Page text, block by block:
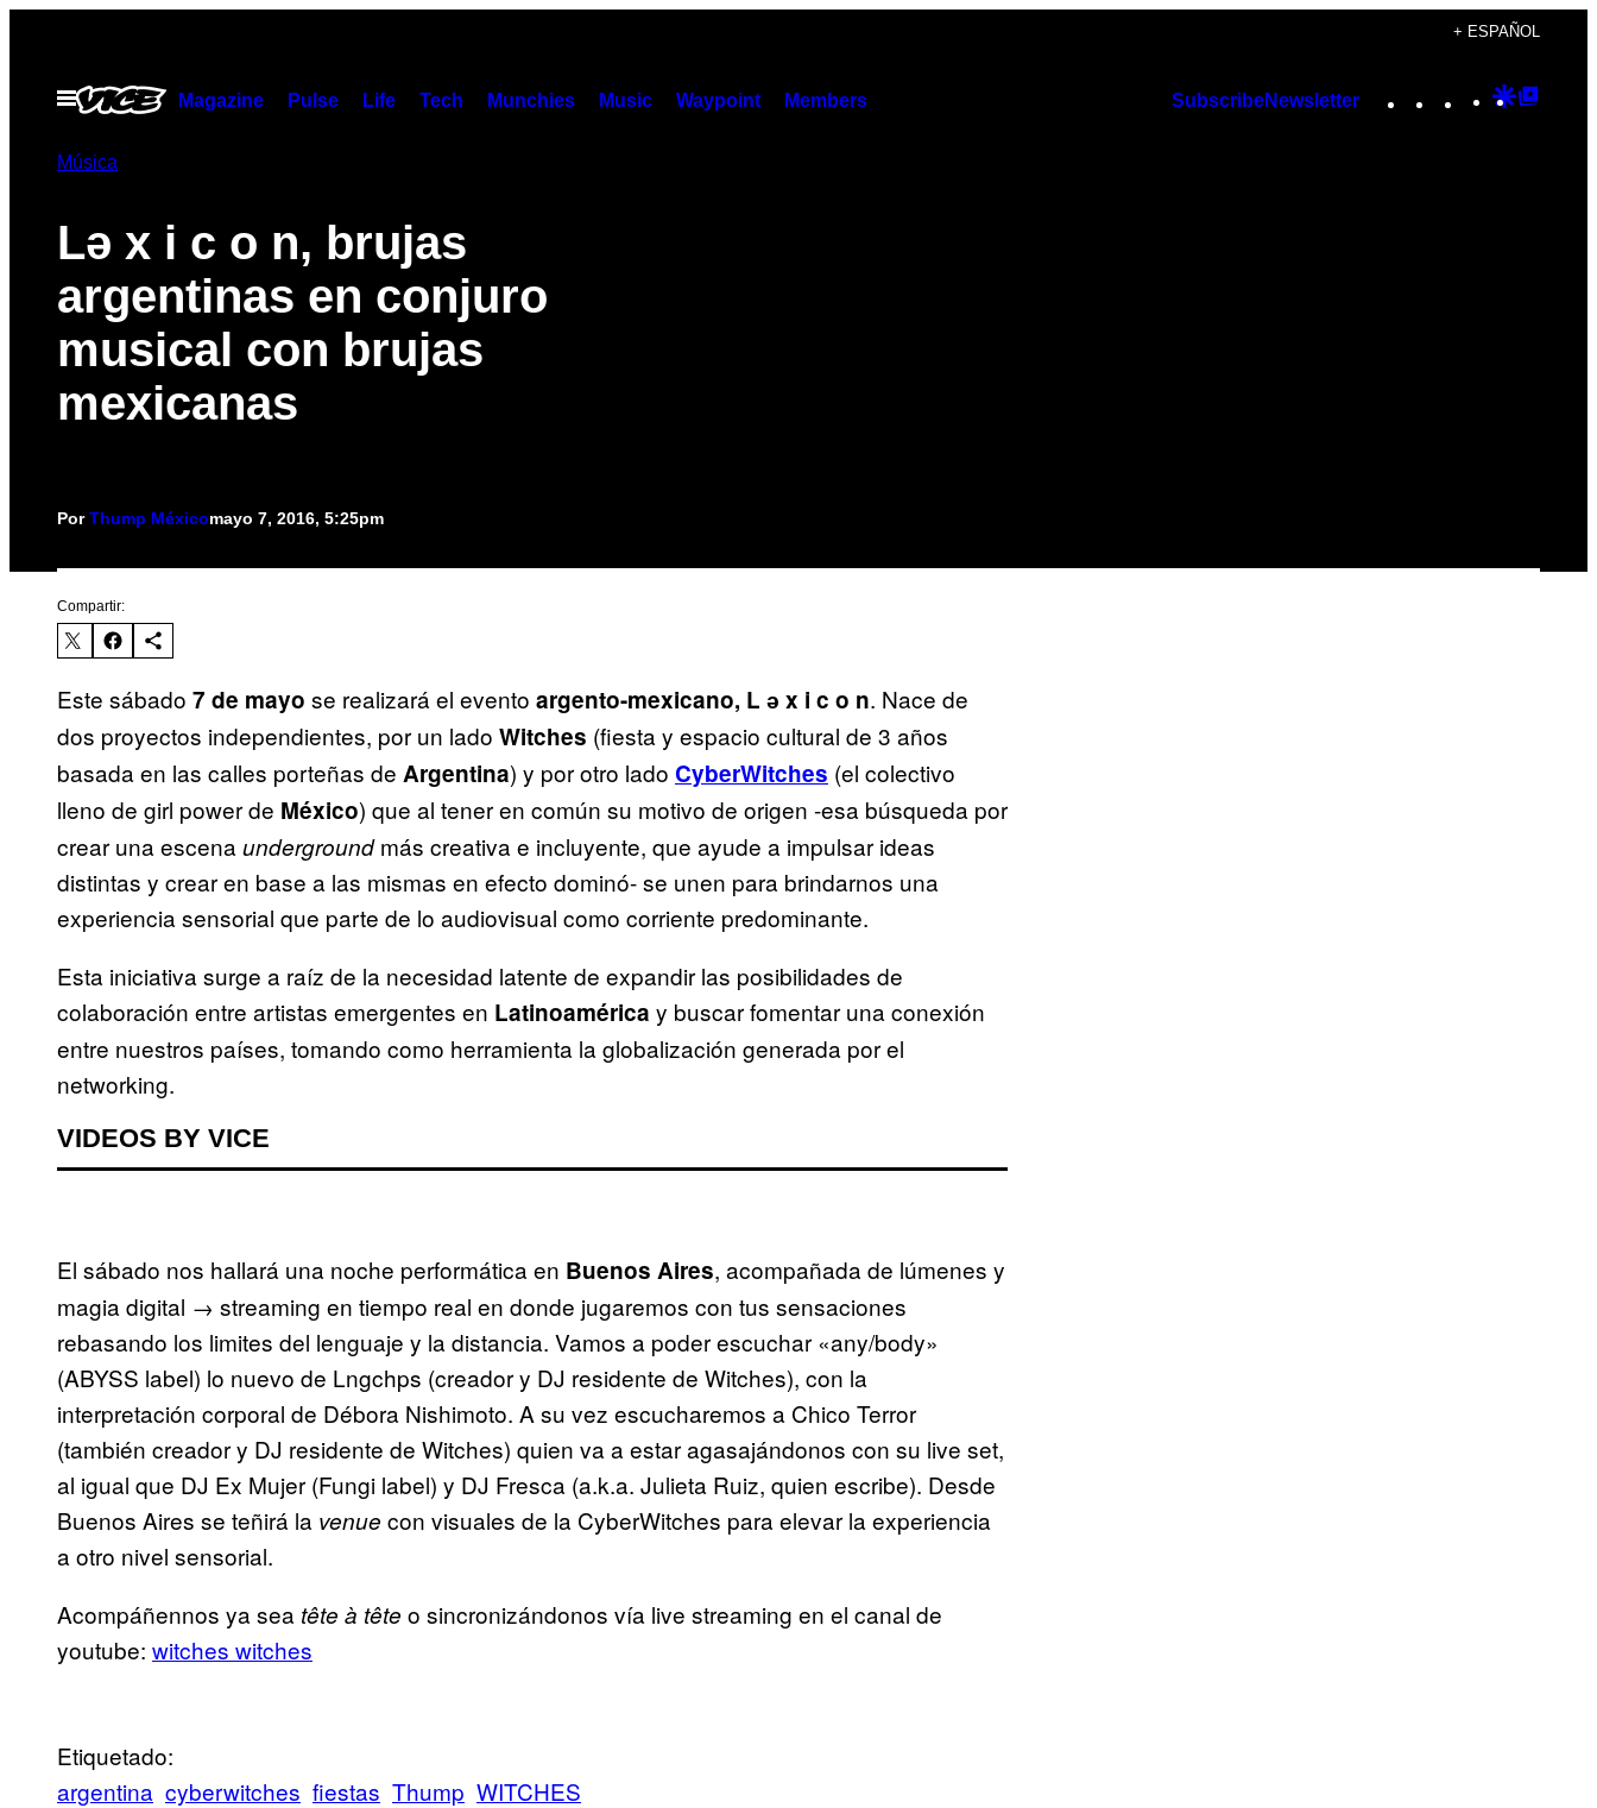
contenido
+ ESPAÑOL
Abrir
Menú
Magazine Pulse Life Tech Munchies Music Waypoint Members SubscribeNewsletter Instagram
TikTok
YouTube
Google
Música
Lә x i c o n, brujas
argentinas en conjuro
musical con brujas
mexicanas
PorThump Méxicomayo 7, 2016, 5:25pm
Compartir:
Este sábado 7 de mayo se realizará el evento argento-mexicano, L ә x i c o n. Nace de
dos proyectos independientes, por un lado Witches (fiesta y espacio cultural de 3 años
basada en las calles porteñas de Argentina) y por otro lado CyberWitches (el colectivo
lleno de girl power de México) que al tener en común su motivo de origen -esa búsqueda por
crear una escena undergroundmás creativa e incluyente, que ayude a impulsar ideas
distintas y crear en base a las mismas en efecto dominó- se unen para brindarnos una
experiencia sensorial que parte de lo audiovisual como corriente predominante.
Esta iniciativa surge a raíz de la necesidad latente de expandir las posibilidades de
colaboración entre artistas emergentes en Latinoamérica y buscar fomentar una conexión
entre nuestros países, tomando como herramienta la globalización generada por el
networking.
VIDEOS BY VICE
El sábado nos hallará una noche performática en Buenos Aires, acompañada de lúmenes y
magia digital → streaming en tiempo real en donde jugaremos con tus sensaciones
rebasando los limites del lenguaje y la distancia. Vamos a poder escuchar «any/body»
(ABYSS label) lo nuevo de Lngchps (creador y DJ residente de Witches), con la
interpretación corporal de Débora Nishimoto. A su vez escucharemos a Chico Terror
(también creador y DJ residente de Witches) quien va a estar agasajándonos con su live set,
al igual que DJ Ex Mujer (Fungi label) y DJ Fresca (a.k.a. Julieta Ruiz, quien escribe). Desde
Buenos Aires se teñirá la venue con visuales de la CyberWitches para elevar la experiencia
a otro nivel sensorial.
Acompáñennos ya sea tête à tête o sincronizándonos vía live streaming en el canal de
youtube: witches witches
Etiquetado:
argentina cyberwitches fiestas Thump WITCHES